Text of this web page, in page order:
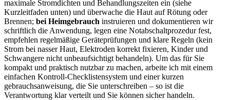
maximale Stromdichten ‌und Behandlungszeiten ein (siehe
Kurzleitfaden unten) und überwache die Haut auf Rötung oder
Brennen; bei Heimgebrauch instruieren und dokumentieren wir
schriftlich die Anwendung, legen eine Notabschaltprozedur fest,
empfehlen regelmäßige Geräteprüfungen und klare Regeln (kein
Strom bei nasser Haut, Elektroden korrekt fixieren, Kinder und
Schwangere nicht unbeaufsichtigt behandeln). Um das für ‍Sie‍
kompakt ⁣und praktisch nutzbar zu machen, arbeite ⁣ich mit einem
einfachen Kontroll-Checklistensystem und einer kurzen
gebrauchsanweisung, die Sie unterschreiben – so ist die
Verantwortung ‍klar verteilt​ und Sie können sicher handeln.